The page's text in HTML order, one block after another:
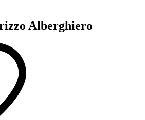
Alberghiero